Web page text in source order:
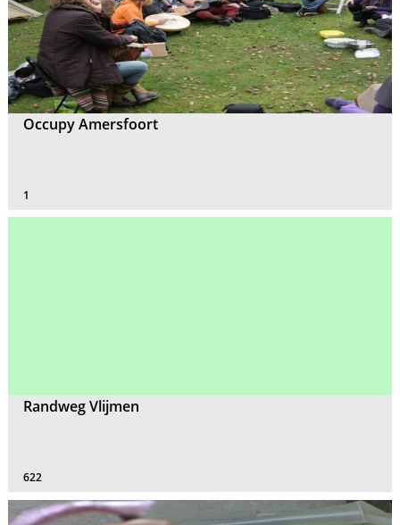
Occupy Amersfoort
1
Randweg Vlijmen
622